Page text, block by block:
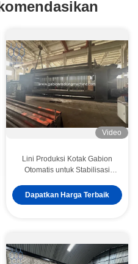
Video
Lini Produksi Kotak Gabion
Otomatis untuk Stabilisasi
Dapatkan Harga Terbaik